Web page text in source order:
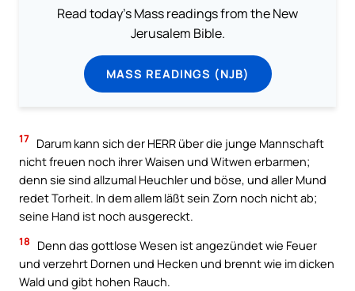
Read today's Mass readings from the New
Jerusalem Bible.
MASS READINGS (NJB)
17 Darum kann sich der HERR über die junge Mannschaft
nicht freuen noch ihrer Waisen und Witwen erbarmen;
denn sie sind allzumal Heuchler und böse, und aller Mund
redet Torheit. In dem allem läßt sein Zorn noch nicht ab;
seine Hand ist noch ausgereckt.
18
Denn das gottlose Wesen ist angezündet wie Feuer
und verzehrt Dornen und Hecken und brennt wie im dicken
Wald und gibt hohen Rauch.